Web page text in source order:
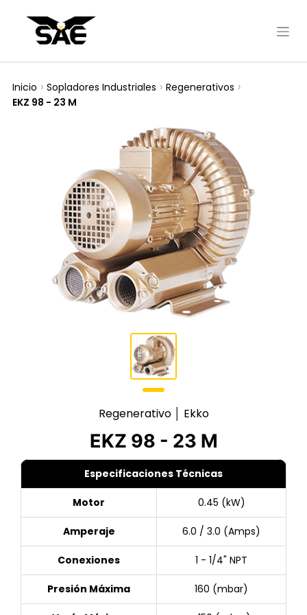
Inicio Sopladores Industriales
Regenerativos
EKZ 98 - 23 M
Regenerativo │ Ekko
EKZ 98 - 23 M
Especificaciones Técnicas
Motor 0.45 (kW)
Amperaje 6.0 / 3.0 (Amps)
Conexiones 1 - 1/4" NPT
Presión Máxima 160 (mbar)